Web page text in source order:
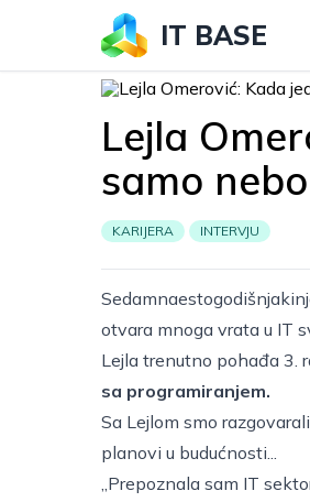
IT BASE
Lejla
samo
KARIJERA INTERVJU
otvara mnoga vrata u IT
Lejla trenutno pohađa 3.
sa programiranjem.
Sa Lejlom smo
planovi u budućnosti...
„Prepoznala sam IT